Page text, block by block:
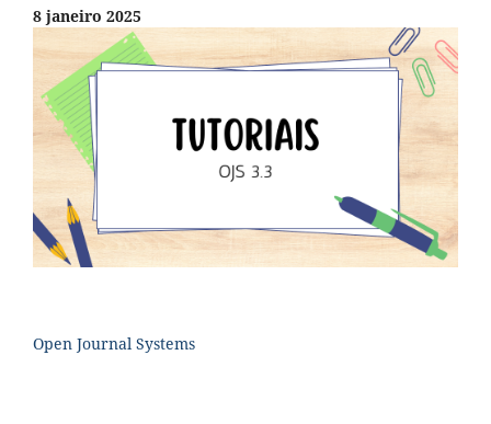
8 janeiro 2025
Open Journal Systems